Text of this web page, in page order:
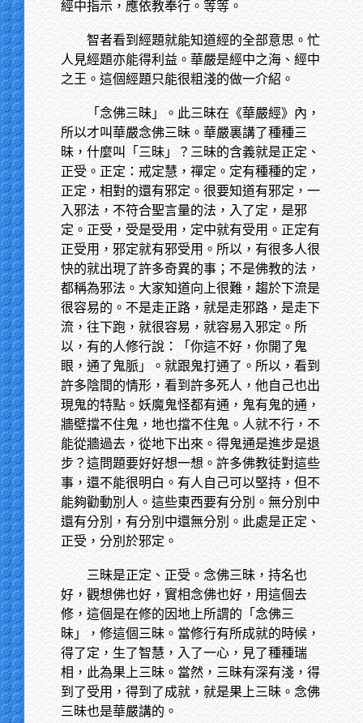
經中指示，應依教奉行。等等。
智者看到經題就能知道經的全部意思。忙
人見經題亦能得利益。華嚴是經中之海、經中
之王。這個經題只能很粗淺的做一介紹。
「念佛三昧」。此三昧在《華嚴經》內，
所以才叫華嚴念佛三昧。華嚴裏講了種種三
昧，什麼叫「三昧」？三昧的含義就是正定、
正受。正定：戒定慧，禪定。定有種種的定，
正定，相對的還有邪定。很要知道有邪定，一
入邪法，不符合聖言量的法，入了定，是邪
定。正受，受是受用，定中就有受用。正定有
正受用，邪定就有邪受用。所以，有很多人很
快的就出現了許多奇異的事；不是佛教的法，
都稱為邪法。大家知道向上很難，趨於下流是
很容易的。不是走正路，就是走邪路，是走下
流，往下跑，就很容易，就容易入邪定。所
以，有的人修行說：「你這不好，你開了鬼
眼，通了鬼脈」。就跟鬼打通了。所以，看到
許多陰間的情形，看到許多死人，他自己也出
現鬼的特點。妖魔鬼怪都有通，鬼有鬼的通，
牆壁擋不住鬼，地也擋不住鬼。人就不行，不
能從牆過去，從地下出來。得鬼通是進步是退
步？這問題要好好想一想。許多佛教徒對這些
事，還不能很明白。有人自己可以堅持，但不
能夠勸動別人。這些東西要有分別。無分別中
還有分別，有分別中還無分別。此處是正定、
正受，分別於邪定。
三昧是正定、正受。念佛三昧，持名也
好，觀想佛也好，實相念佛也好，用這個去
修，這個是在修的因地上所謂的「念佛三
昧」，修這個三昧。當修行有所成就的時候，
得了定，生了智慧，入了一心，見了種種瑞
相，此為果上三昧。當然，三昧有深有淺，得
到了受用，得到了成就，就是果上三昧。念佛
三昧也是華嚴講的。